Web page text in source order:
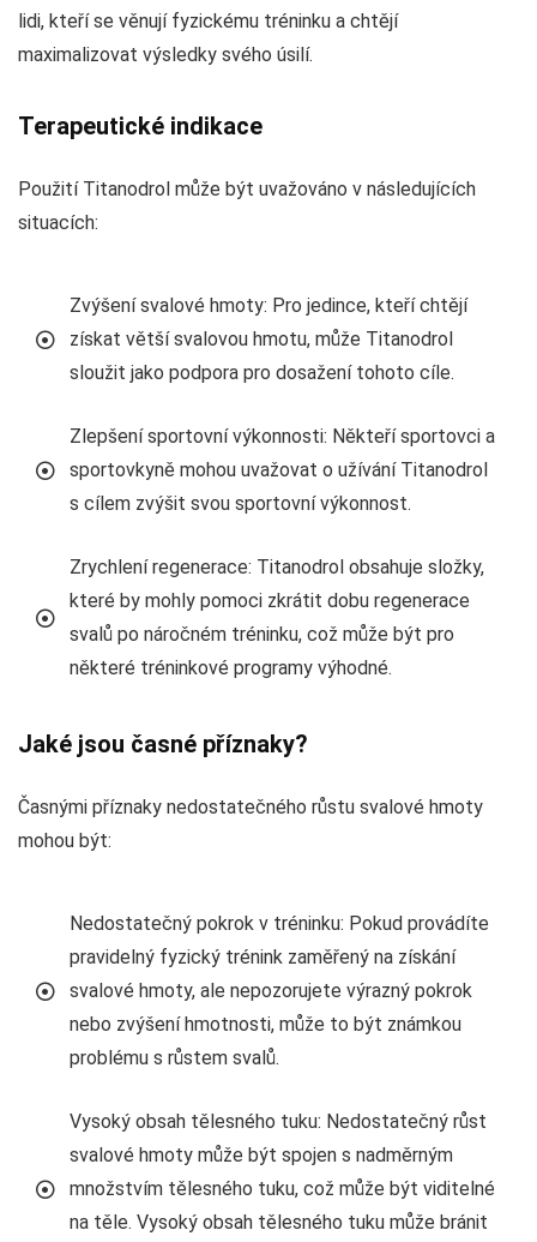
lidi, kteří se věnují fyzickému tréninku a chtějí
maximalizovat výsledky svého úsilí.
Terapeutické indikace
Použití Titanodrol může být uvažováno v následujících
situacích:
Zvýšení svalové hmoty: Pro jedince, kteří chtějí
získat větší svalovou hmotu, může Titanodrol
sloužit jako podpora pro dosažení tohoto cíle.
Zlepšení sportovní výkonnosti: Někteří sportovci a
sportovkyně mohou uvažovat o užívání Titanodrol
s cílem zvýšit svou sportovní výkonnost.
Zrychlení regenerace: Titanodrol obsahuje složky,
které by mohly pomoci zkrátit dobu regenerace
svalů po náročném tréninku, což může být pro
některé tréninkové programy výhodné.
Jaké jsou časné příznaky?
Časnými příznaky nedostatečného růstu svalové hmoty
mohou být:
Nedostatečný pokrok v tréninku: Pokud provádíte
pravidelný fyzický trénink zaměřený na získání
svalové hmoty, ale nepozorujete výrazný pokrok
nebo zvýšení hmotnosti, může to být známkou
problému s růstem svalů.
Vysoký obsah tělesného tuku: Nedostatečný růst
svalové hmoty může být spojen s nadměrným
množstvím tělesného tuku, což může být viditelné
na těle. Vysoký obsah tělesného tuku může bránit